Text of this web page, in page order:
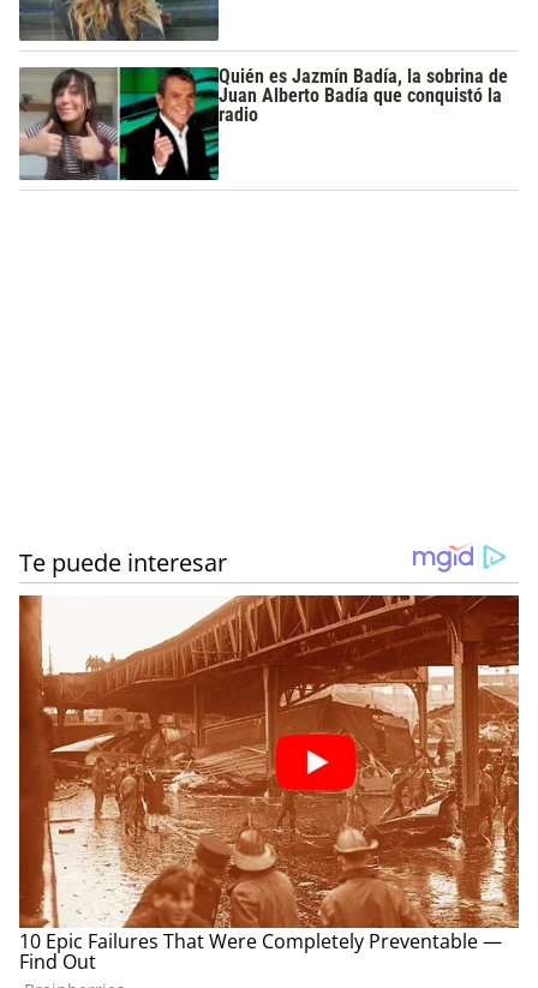
Quién es Jazmín Badía, la sobrina de
Juan Alberto Badía que conquistó la
radio